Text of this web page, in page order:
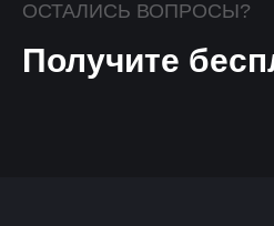
ОСТАЛИСЬ ВОПРОСЫ?
Получите